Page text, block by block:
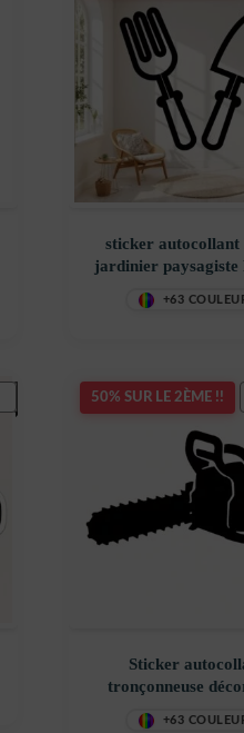
sticker autocollant
jardinier paysagiste
+63
50% SUR LE 2ÈME !!
Sticker
tronçonneuse
decostickerstore –
+63